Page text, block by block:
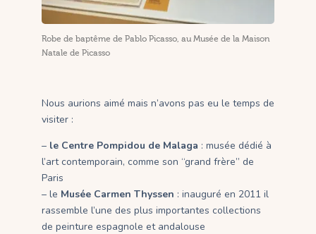
Robe de baptême de Pablo Picasso, au Musée de la Maison
Natale de Picasso
Nous aurions aimé mais n’avons pas eu le temps de
visiter :
– le Centre Pompidou de Malaga : musée dédié à
l’art contemporain, comme son “grand frère” de
Paris
– le Musée Carmen Thyssen : inauguré en 2011 il
rassemble l’une des plus importantes collections
de peinture espagnole et andalouse